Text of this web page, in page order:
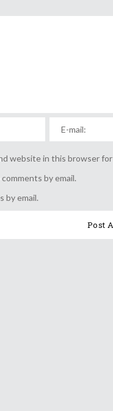
website in this browser
by email.
by email.